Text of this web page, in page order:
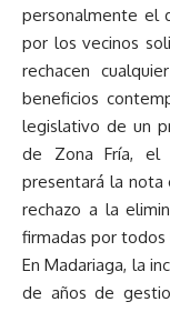
personalmente el
por los vecinos
rechacen
beneficios
legislativo de un
de Zona Fría, el
presentará la nota
rechazo a la
firmadas por todos
En Madariaga, la
de años de